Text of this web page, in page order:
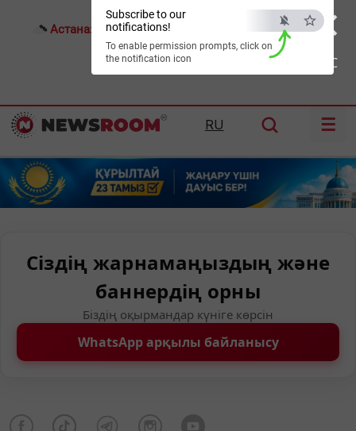
×
ESC
Subscribe to our
notifications!
To enable permission prompts, click on
the notification icon
Астана: 25°C Алматы: Шымкент:37°C
RU ☰
Сіздің жарнамаңыздың және
баннердің орны
Біздің оқырмандар күніге көрсін
WhatsApp арқылы байланысу